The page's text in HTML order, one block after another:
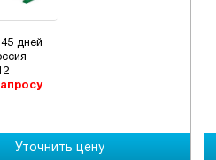
45 дней
12